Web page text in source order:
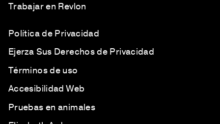
Trabajar en Revlon
Política de Privacidad
Ejerza Sus Derechos de Privacidad
Términos de uso
Accesibilidad Web
Pruebas en animales